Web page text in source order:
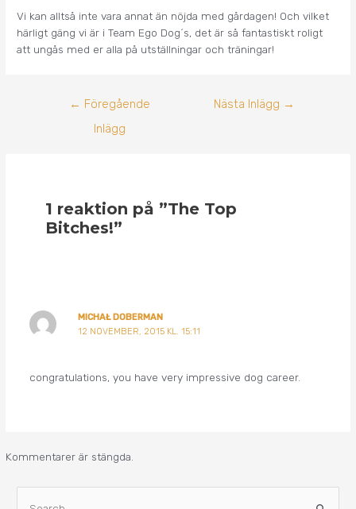
Vi kan alltså inte vara annat än nöjda med gårdagen! Och vilket
härligt gäng vi är i Team Ego Dog´s, det är så fantastiskt roligt
att ungås med er alla på utställningar och träningar!
← Föregående
Inlägg
Nästa Inlägg →
1 reaktion på ”The Top
Bitches!”
MICHAŁ DOBERMAN
12 NOVEMBER, 2015 KL. 15:11
congratulations, you have very impressive dog career.
Kommentarer är stängda.